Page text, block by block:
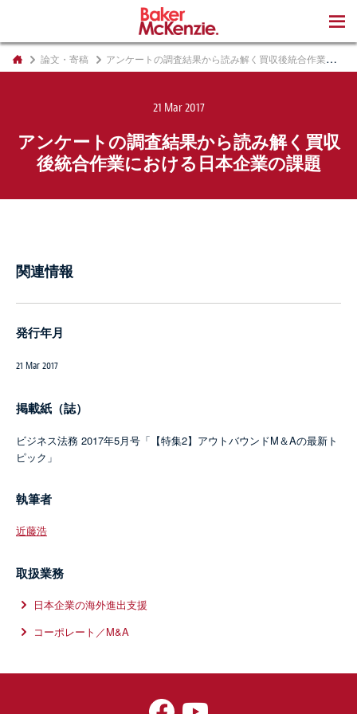
論文・寄稿 アンケートの調査結果から読み解く買収後統合作業における日本企業の課題
21 Mar 2017
アンケートの調査結果から読み解く買収
後統合作業における日本企業の課題
関連情報
発行年月
21 Mar 2017
掲載紙（誌）
ビジネス法務 2017年5月号「【特集2】アウトバウンドM＆Aの最新ト
ピック」
執筆者
近藤浩
取扱業務
日本企業の海外進出支援
コーポレート／M&A